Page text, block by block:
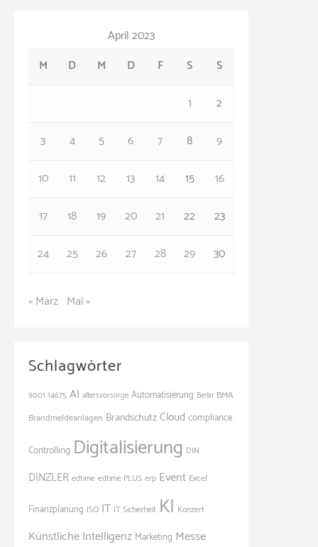
April 2023
M
D M D F S
S
1
2
3
4 5 6 7 8
9
10
11 12 13 14 15
16
17
18 19 20 21 22
23
24
25 26 27 28 29 30
« März Mai »
Schlagwörter
9001 14675 AI altersvorsorge Automatisierung Berlin BMA
Brandmeldeanlagen BrandschutzCloud compliance
Controlling Digitalisierung DIN
DINZLER edtime edtime PLUS erp Event Excel
Finanzplanung ISO IT IT Sicherheit KI Konzert
Künstliche Intelligenz Marketing Messe